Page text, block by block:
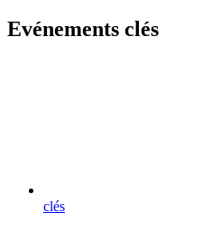
Evénements clés
clés